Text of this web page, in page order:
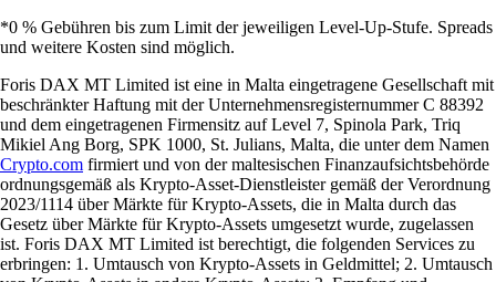
*0 % Gebühren bis zum Limit der jeweiligen Level-Up-Stufe. Spreads
und weitere Kosten sind möglich.
Foris DAX MT Limited ist eine in Malta eingetragene Gesellschaft mit
beschränkter Haftung mit der Unternehmensregisternummer C 88392
und dem eingetragenen Firmensitz auf Level 7, Spinola Park, Triq
Mikiel Ang Borg, SPK 1000, St. Julians, Malta, die unter dem Namen
Crypto.com firmiert und von der maltesischen Finanzaufsichtsbehörde
ordnungsgemäß als Krypto-Asset-Dienstleister gemäß der Verordnung
2023/1114 über Märkte für Krypto-Assets, die in Malta durch das
Gesetz über Märkte für Krypto-Assets umgesetzt wurde, zugelassen
ist. Foris DAX MT Limited ist berechtigt, die folgenden Services zu
erbringen: 1. Umtausch von Krypto-Assets in Geldmittel; 2. Umtausch